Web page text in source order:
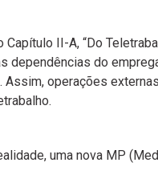
II-A, “Do
dependências do
Assim, operações
uma nova MP